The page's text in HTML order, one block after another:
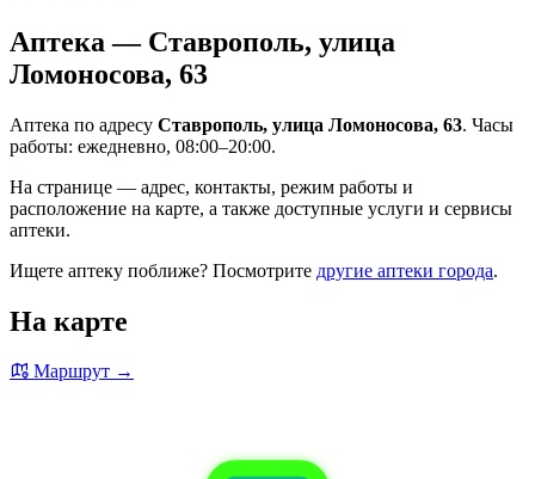
Аптека — Ставрополь, улица
Ломоносова, 63
Аптека по адресу Ставрополь, улица Ломоносова, 63. Часы
работы: ежедневно, 08:00–20:00.
На странице — адрес, контакты, режим работы и
расположение на карте, а также доступные услуги и сервисы
аптеки.
Ищете аптеку поближе? Посмотрите другие аптеки города.
На карте
Маршрут →